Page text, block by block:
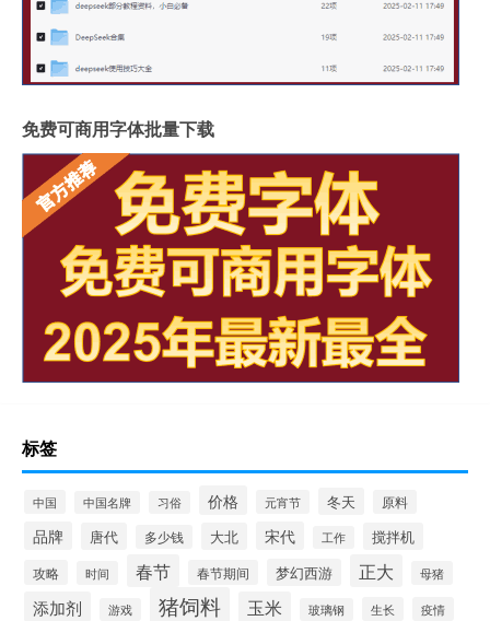
免费可商用字体批量下载
标签
中国 中国名牌 习俗 价格 元宵节 冬天 原料
品牌 唐代 多少钱 大北 宋代 工作 搅拌机
攻略 时间 春节 春节期间 梦幻西游 正大 母猪
添加剂 游戏 猪饲料 玉米 玻璃钢 生长 疫情